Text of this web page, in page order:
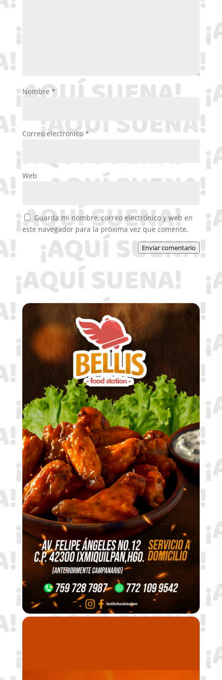
Nombre *
Correo electrónico *
Web
Guarda mi nombre, correo electrónico y web en
este navegador para la próxima vez que comente.
Enviar comentario